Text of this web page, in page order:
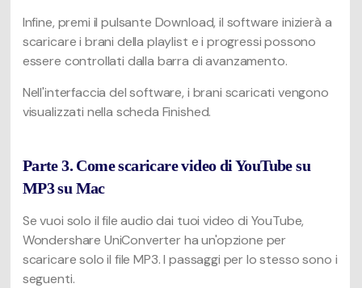
Infine, premi il pulsante Download, il software inizierà a
scaricare i brani della playlist e i progressi possono
essere controllati dalla barra di avanzamento.
Nell'interfaccia del software, i brani scaricati vengono
visualizzati nella scheda Finished.
Parte 3. Come scaricare video di YouTube su
MP3 su Mac
Se vuoi solo il file audio dai tuoi video di YouTube,
Wondershare UniConverter ha un'opzione per
scaricare solo il file MP3. I passaggi per lo stesso sono i
seguenti.